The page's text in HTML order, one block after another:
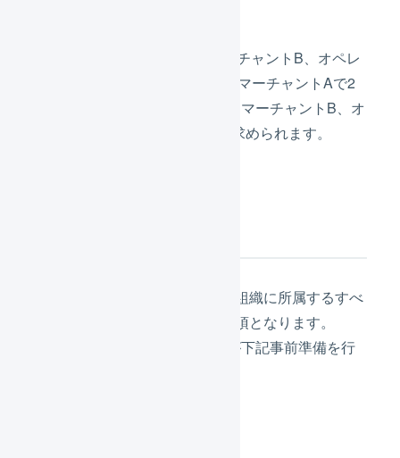
例えば、マーチャントA、マーチャントB、オペレ
ーターCに所属している場合、マーチャントAで2
要素認証が設定を行った際は、マーチャントB、オ
ペレーターCでも2要素認証を求められます。
2要素認証の設定を行う場合は組織に所属するすべ
てのユーザーが2要素認証が必須となります。
その場合はすべてのユーザーが下記事前準備を行